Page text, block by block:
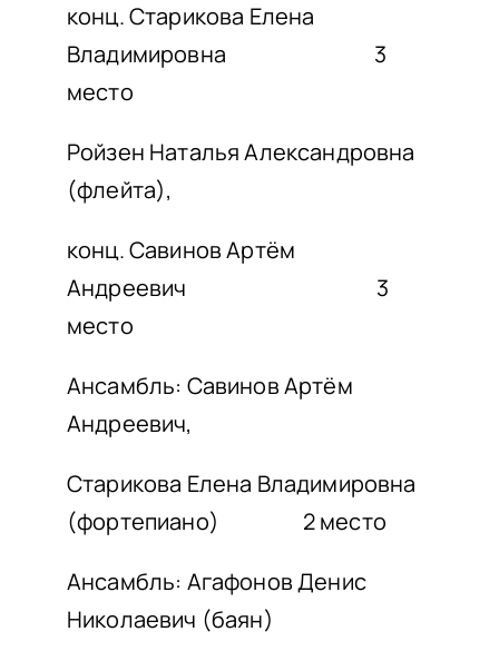
конц. Старикова Елена
Владимировна 3
место
Ройзен Наталья Александровна
(флейта),
конц. Савинов Артём
Андреевич 3
место
Ансамбль: Савинов Артём
Андреевич,
Старикова Елена Владимировна
(фортепиано) 2 место
Ансамбль: Агафонов Денис
Николаевич (баян)